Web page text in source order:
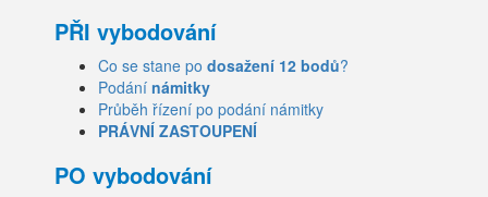
PŘI vybodování
Co se stane po dosažení 12 bodů?
Podání námitky
Průběh řízení po podání námitky
PRÁVNÍ ZASTOUPENÍ
PO vybodování